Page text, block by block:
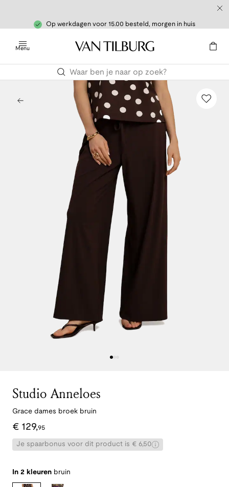
Op werkdagen voor 15.00 besteld, morgen in huis
Menu
Studio Anneloes
Grace dames broek bruin
€ 129,95
Je spaarbonus voor dit product is € 6,50
In 2 kleuren bruin